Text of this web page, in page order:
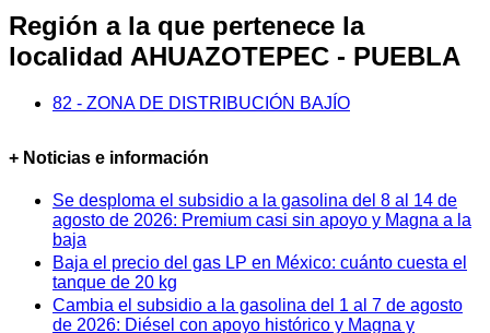
Región a la que pertenece la
localidad AHUAZOTEPEC - PUEBLA
82 - ZONA DE DISTRIBUCIÓN BAJÍO
+ Noticias e información
Se desploma el subsidio a la gasolina del 8 al 14 de
agosto de 2026: Premium casi sin apoyo y Magna a la
baja
Baja el precio del gas LP en México: cuánto cuesta el
tanque de 20 kg
Cambia el subsidio a la gasolina del 1 al 7 de agosto
de 2026: Diésel con apoyo histórico y Magna y